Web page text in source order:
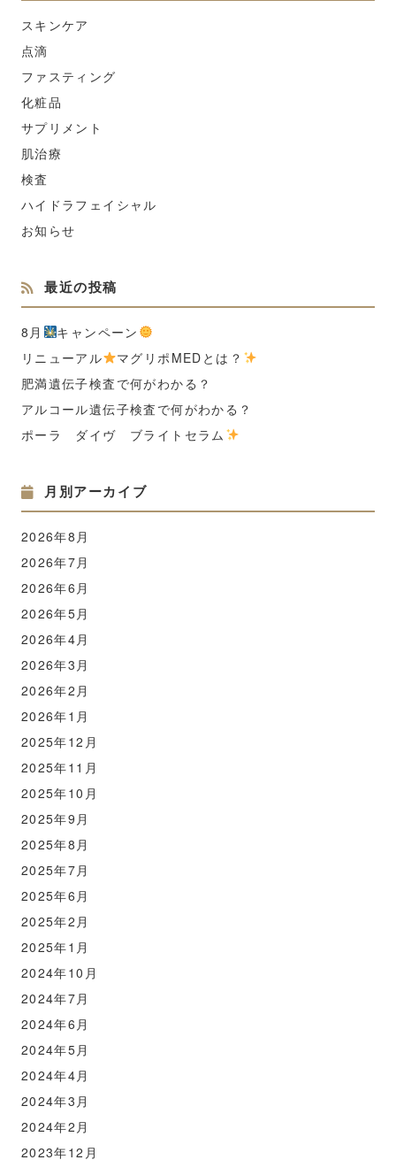
スキンケア
点滴
ファスティング
化粧品
サプリメント
肌治療
検査
ハイドラフェイシャル
お知らせ
最近の投稿
8月
キャンペーン
リニューアル
マグリポMEDとは？
肥満遺伝子検査で何がわかる？
アルコール遺伝子検査で何がわかる？
ポーラ ダイヴ ブライトセラム
月別アーカイブ
2026年8月
2026年7月
2026年6月
2026年5月
2026年4月
2026年3月
2026年2月
2026年1月
2025年12月
2025年11月
2025年10月
2025年9月
2025年8月
2025年7月
2025年6月
2025年2月
2025年1月
2024年10月
2024年7月
2024年6月
2024年5月
2024年4月
2024年3月
2024年2月
2023年12月